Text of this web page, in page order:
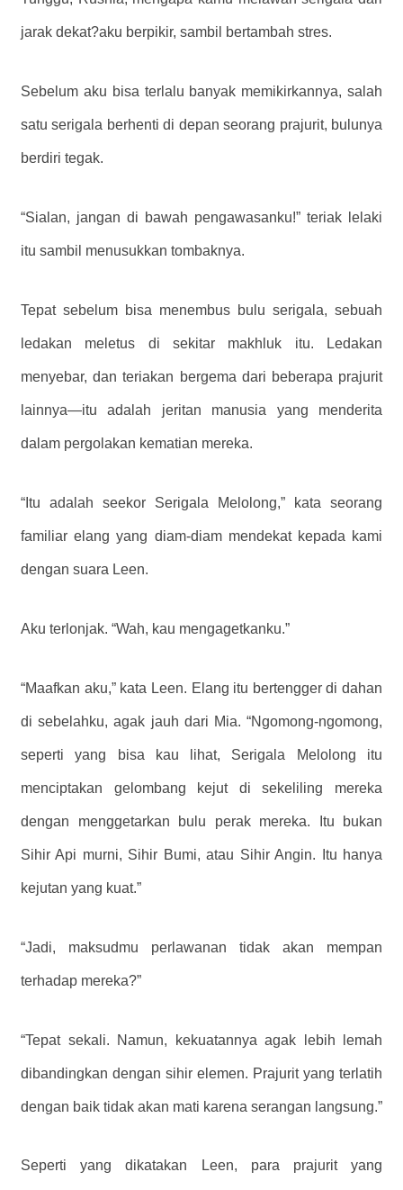
jarak dekat?aku berpikir, sambil bertambah stres.
Sebelum aku bisa terlalu banyak memikirkannya, salah
satu serigala berhenti di depan seorang prajurit, bulunya
berdiri tegak.
“Sialan, jangan di bawah pengawasanku!” teriak lelaki
itu sambil menusukkan tombaknya.
Tepat sebelum bisa menembus bulu serigala, sebuah
ledakan meletus di sekitar makhluk itu. Ledakan
menyebar, dan teriakan bergema dari beberapa prajurit
lainnya—itu adalah jeritan manusia yang menderita
dalam pergolakan kematian mereka.
“Itu adalah seekor Serigala Melolong,” kata seorang
familiar elang yang diam-diam mendekat kepada kami
dengan suara Leen.
Aku terlonjak. “Wah, kau mengagetkanku.”
“Maafkan aku,” kata Leen. Elang itu bertengger di dahan
di sebelahku, agak jauh dari Mia. “Ngomong-ngomong,
seperti yang bisa kau lihat, Serigala Melolong itu
menciptakan gelombang kejut di sekeliling mereka
dengan menggetarkan bulu perak mereka. Itu bukan
Sihir Api murni, Sihir Bumi, atau Sihir Angin. Itu hanya
kejutan yang kuat.”
“Jadi, maksudmu perlawanan tidak akan mempan
terhadap mereka?”
“Tepat sekali. Namun, kekuatannya agak lebih lemah
dibandingkan dengan sihir elemen. Prajurit yang terlatih
dengan baik tidak akan mati karena serangan langsung.”
Seperti yang dikatakan Leen, para prajurit yang